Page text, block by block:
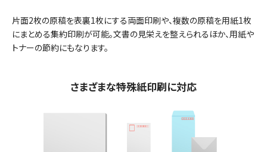
片面2枚の原稿を表裏1枚にする両面印刷や、複数の原稿を用紙1枚
にまとめる集約印刷が可能。文書の見栄えを整えられるほか、用紙や
トナーの節約にもなります。
さまざまな特殊紙印刷に対応